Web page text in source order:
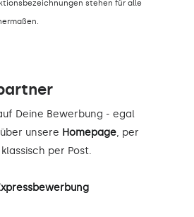
stehen für alle
Deine Bewerbung - egal
unsere Homepage, per
per Post.